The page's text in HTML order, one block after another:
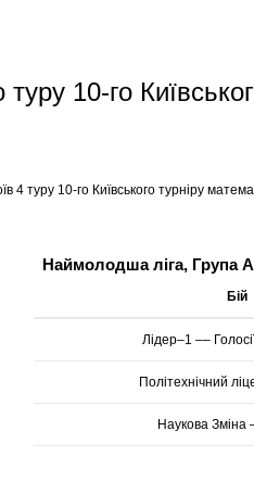
10-го
4 туру 10-го Київського турніру
Наймолодша ліга, Група А
Бій
Лідер–1 ––
Політехнічний
Наукова Зміна